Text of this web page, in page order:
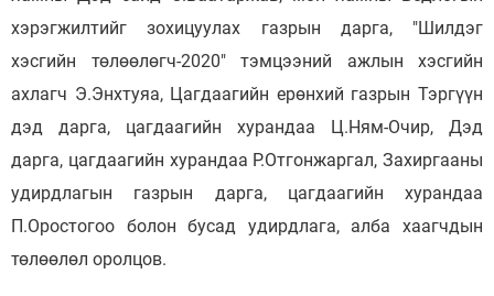
хэрэгжилтийг зохицуулах газрын дарга, "Шилдэг
хэсгийн төлөөлөгч-2020" тэмцээний ажлын хэсгийн
ахлагч Э.Энхтуяа, Цагдаагийн ерөнхий газрын Тэргүүн
дэд дарга, цагдаагийн хурандаа Ц.Ням-Очир, Дэд
дарга, цагдаагийн хурандаа Р.Отгонжаргал, Захиргааны
удирдлагын газрын дарга, цагдаагийн хурандаа
П.Оростогоо болон бусад удирдлага, алба хаагчдын
төлөөлөл оролцов.